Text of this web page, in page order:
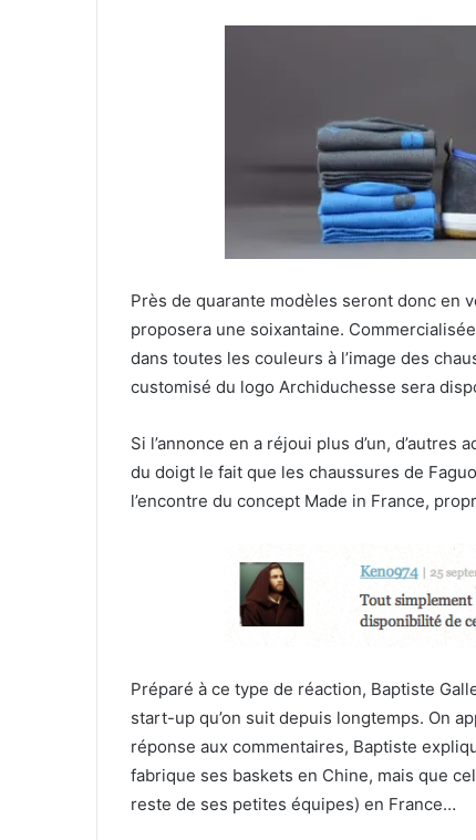
Près de quarante modèles seront donc en
proposera une soixantaine.
dans toutes les couleurs à l’image des
customisé du logo Archiduchesse sera
Si l’annonce en a réjoui plus d’un, d’autres
du doigt le fait que les chaussures de
l’encontre du concept Made in France,
Préparé à ce type de réaction, Baptiste
start-up qu’on suit depuis longtemps. On
réponse aux commentaires, Baptiste
fabrique ses baskets en Chine, mais que
reste de ses petites équipes) en France…